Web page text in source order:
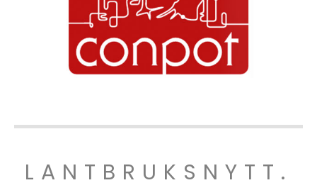
LANTBRUKSNYTT.